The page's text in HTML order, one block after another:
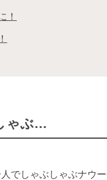
！
ゃぶ…
でしゃぶしゃぶナウ